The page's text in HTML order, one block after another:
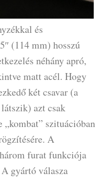
és
(114 mm) hosszú
néhány apró,
matt acél. Hogy
két csavar (a
azt csak
szituációban
A
furat funkciója
gyártó válasza